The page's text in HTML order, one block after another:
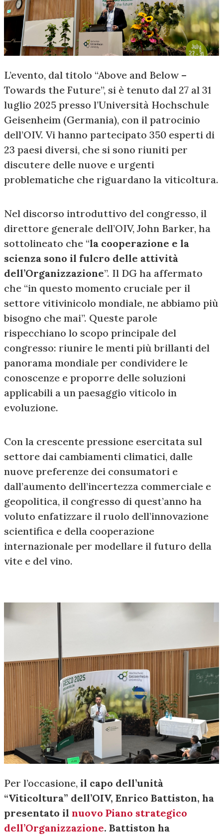
L’evento, dal titolo “Above and Below –
Towards the Future”, si è tenuto dal 27 al 31
luglio 2025 presso l’Università Hochschule
Geisenheim (Germania), con il patrocinio
dell’OIV. Vi hanno partecipato 350 esperti di
23 paesi diversi, che si sono riuniti per
discutere delle nuove e urgenti
problematiche che riguardano la viticoltura.
Nel discorso introduttivo del congresso, il
direttore generale dell’OIV, John Barker, ha
sottolineato che “la cooperazione e la
scienza sono il fulcro delle attività
dell’Organizzazione”. Il DG ha affermato
che “in questo momento cruciale per il
settore vitivinicolo mondiale, ne abbiamo più
bisogno che mai”. Queste parole
rispecchiano lo scopo principale del
congresso: riunire le menti più brillanti del
panorama mondiale per condividere le
conoscenze e proporre delle soluzioni
applicabili a un paesaggio viticolo in
evoluzione.
Con la crescente pressione esercitata sul
settore dai cambiamenti climatici, dalle
nuove preferenze dei consumatori e
dall’aumento dell’incertezza commerciale e
geopolitica, il congresso di quest’anno ha
voluto enfatizzare il ruolo dell’innovazione
scientifica e della cooperazione
internazionale per modellare il futuro della
vite e del vino.
Per l’occasione, il capo dell’unità
“Viticoltura” dell’OIV, Enrico Battiston, ha
presentato il nuovo Piano strategico
dell’Organizzazione. Battiston ha